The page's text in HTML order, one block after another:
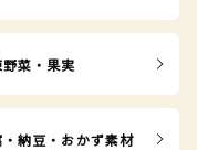
菜・果実
・納豆・おかず素材